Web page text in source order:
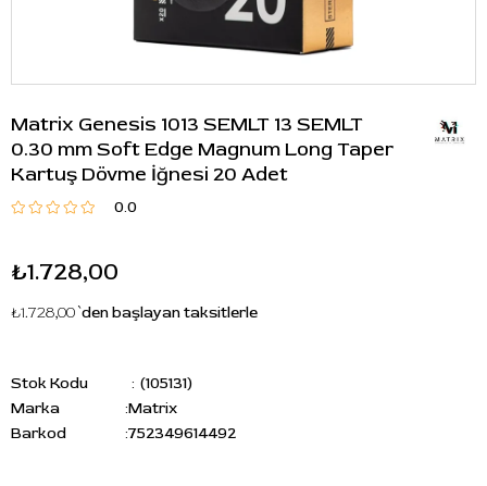
Matrix Genesis 1013 SEMLT 13 SEMLT
0.30 mm Soft Edge Magnum Long Taper
Kartuş Dövme İğnesi 20 Adet
0.0
₺1.728,00
₺1.728,00`den başlayan taksitlerle
Stok Kodu
(105131)
Marka
:Matrix
Barkod
:752349614492